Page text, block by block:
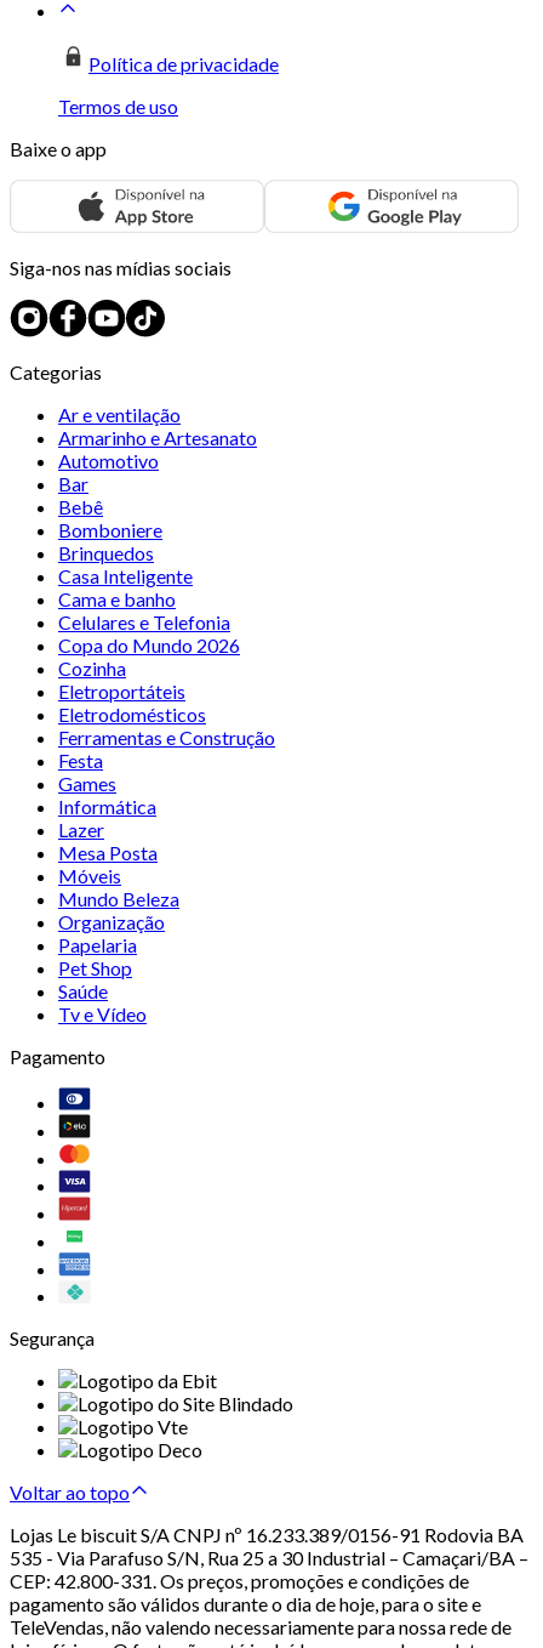
Política de privacidade
Termos de uso
Baixe o app
Siga-nos nas mídias sociais
Categorias
Ar e ventilação
Armarinho e Artesanato
Automotivo
Bar
Bebê
Bomboniere
Brinquedos
Casa Inteligente
Cama e banho
Celulares e Telefonia
Copa do Mundo 2026
Cozinha
Eletroportáteis
Eletrodomésticos
Ferramentas e Construção
Festa
Games
Informática
Lazer
Mesa Posta
Móveis
Mundo Beleza
Organização
Papelaria
Pet Shop
Saúde
Tv e Vídeo
Pagamento
Segurança
Voltar ao topo
Lojas Le biscuit S/A CNPJ nº 16.233.389/0156-91 Rodovia BA
535 - Via Parafuso S/N, Rua 25 a 30 Industrial – Camaçari/BA –
CEP: 42.800-331. Os preços, promoções e condições de
pagamento são válidos durante o dia de hoje, para o site e
TeleVendas, não valendo necessariamente para nossa rede de